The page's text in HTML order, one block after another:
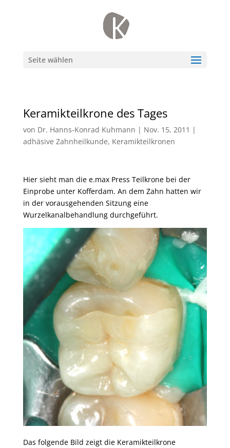
Seite wählen
Keramikteilkrone des Tages
von Dr. Hanns-Konrad Kuhmann | Nov. 15, 2011 |
adhäsive Zahnheilkunde, Keramikteilkronen
Hier sieht man die e.max Press Teilkrone bei der
Einprobe unter Kofferdam. An dem Zahn hatten wir
in der vorausgehenden Sitzung eine
Wurzelkanalbehandlung durchgeführt.
Das folgende Bild zeigt die Keramikteilkrone